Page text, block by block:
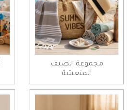
مجموعة الصيف
المنعشة